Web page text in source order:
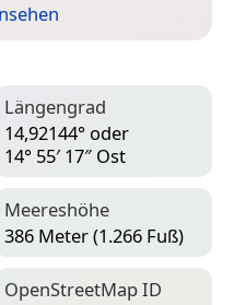
Längengrad
14,92144° oder
14° 55′ 17″ Ost
Meereshöhe
386 Meter (1.266 Fuß)
Open­Street­Map ID